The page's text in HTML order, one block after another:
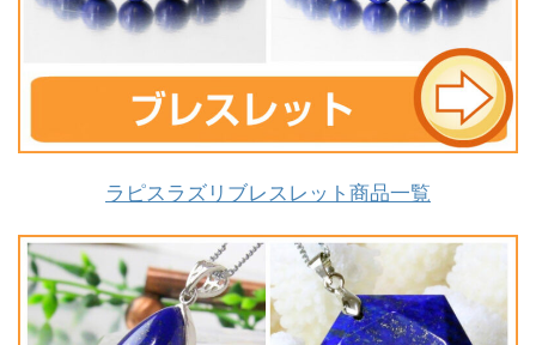
ラピスラズリブレスレット商品一覧